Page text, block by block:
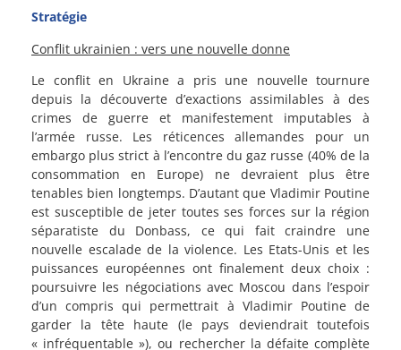
Stratégie
Conflit ukrainien : vers une nouvelle donne
Le conflit en Ukraine a pris une nouvelle tournure
depuis la découverte d’exactions assimilables à des
crimes de guerre et manifestement imputables à
l’armée russe. Les réticences allemandes pour un
embargo plus strict à l’encontre du gaz russe (40% de la
consommation en Europe) ne devraient plus être
tenables bien longtemps. D’autant que Vladimir Poutine
est susceptible de jeter toutes ses forces sur la région
séparatiste du Donbass, ce qui fait craindre une
nouvelle escalade de la violence. Les Etats-Unis et les
puissances européennes ont finalement deux choix :
poursuivre les négociations avec Moscou dans l’espoir
d’un compris qui permettrait à Vladimir Poutine de
garder la tête haute (le pays deviendrait toutefois
« infréquentable »), ou rechercher la défaite complète